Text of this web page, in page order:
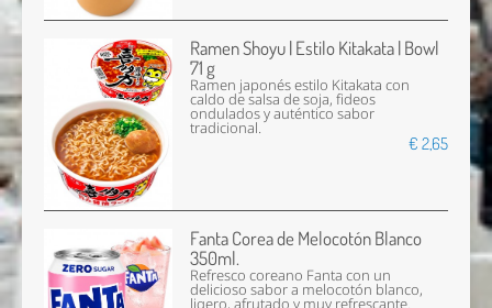
Ramen Shoyu | Estilo Kitakata | Bowl
71 g
Ramen japonés estilo Kitakata con
caldo de salsa de soja, fideos
ondulados y auténtico sabor
tradicional.
€ 2,65
Fanta Corea de Melocotón Blanco
350ml.
Refresco coreano Fanta con un
delicioso sabor a melocotón blanco,